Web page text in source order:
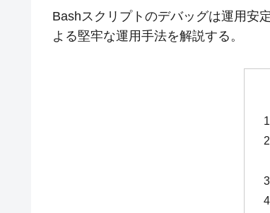
Bashスクリプトのデバッグは運用安
よる堅牢な運用手法を解説する。